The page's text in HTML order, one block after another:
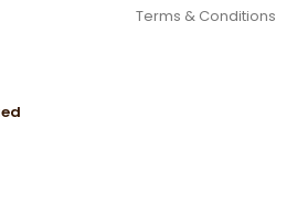
Terms & Conditions